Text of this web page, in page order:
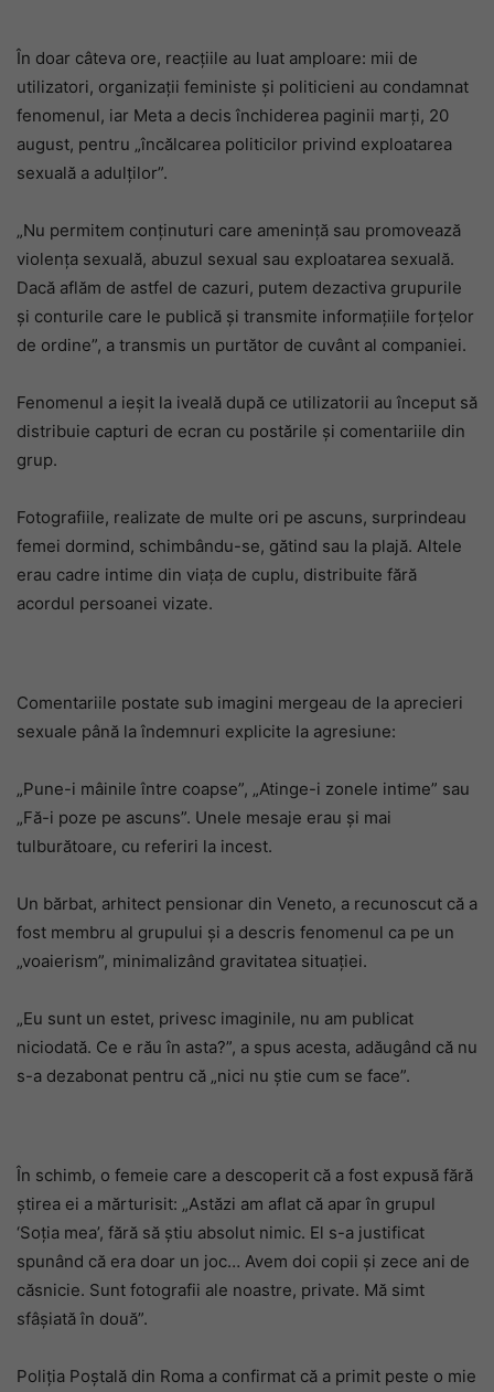
În doar câteva ore, reacțiile au luat amploare: mii de
utilizatori, organizații feministe și politicieni au condamnat
fenomenul, iar Meta a decis închiderea paginii marți, 20
august, pentru „încălcarea politicilor privind exploatarea
sexuală a adulților”.
„Nu permitem conținuturi care amenință sau promovează
violența sexuală, abuzul sexual sau exploatarea sexuală.
Dacă aflăm de astfel de cazuri, putem dezactiva grupurile
și conturile care le publică și transmite informațiile forțelor
de ordine”, a transmis un purtător de cuvânt al companiei.
Fenomenul a ieșit la iveală după ce utilizatorii au început să
distribuie capturi de ecran cu postările și comentariile din
grup.
Fotografiile, realizate de multe ori pe ascuns, surprindeau
femei dormind, schimbându-se, gătind sau la plajă. Altele
erau cadre intime din viața de cuplu, distribuite fără
acordul persoanei vizate.
Comentariile postate sub imagini mergeau de la aprecieri
sexuale până la îndemnuri explicite la agresiune:
„Pune-i mâinile între coapse”, „Atinge-i zonele intime” sau
„Fă-i poze pe ascuns”. Unele mesaje erau și mai
tulburătoare, cu referiri la incest.
Un bărbat, arhitect pensionar din Veneto, a recunoscut că a
fost membru al grupului și a descris fenomenul ca pe un
„voaierism”, minimalizând gravitatea situației.
„Eu sunt un estet, privesc imaginile, nu am publicat
niciodată. Ce e rău în asta?”, a spus acesta, adăugând că nu
s-a dezabonat pentru că „nici nu știe cum se face”.
În schimb, o femeie care a descoperit că a fost expusă fără
știrea ei a mărturisit: „Astăzi am aflat că apar în grupul
‘Soția mea’, fără să știu absolut nimic. El s-a justificat
spunând că era doar un joc… Avem doi copii și zece ani de
căsnicie. Sunt fotografii ale noastre, private. Mă simt
sfâșiată în două”.
Poliția Poștală din Roma a confirmat că a primit peste o mie